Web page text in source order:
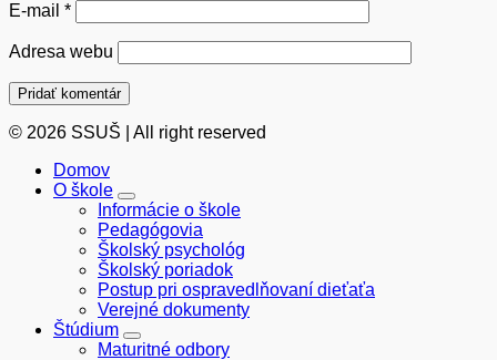
E-mail *
Adresa webu
© 2026 SSUŠ | All right reserved
Domov
O škole
Informácie o škole
Pedagógovia
Školský psychológ
Školský poriadok
Postup pri ospravedlňovaní dieťaťa
Verejné dokumenty
Štúdium
Maturitné odbory